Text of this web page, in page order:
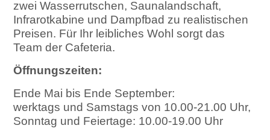
zwei Wasserrutschen, Saunalandschaft,
Infrarotkabine und Dampfbad zu realistischen
Preisen. Für Ihr leibliches Wohl sorgt das
Team der Cafeteria.
Öffnungszeiten:
Ende Mai bis Ende September:
werktags und Samstags von 10.00-21.00 Uhr,
Sonntag und Feiertage: 10.00-19.00 Uhr